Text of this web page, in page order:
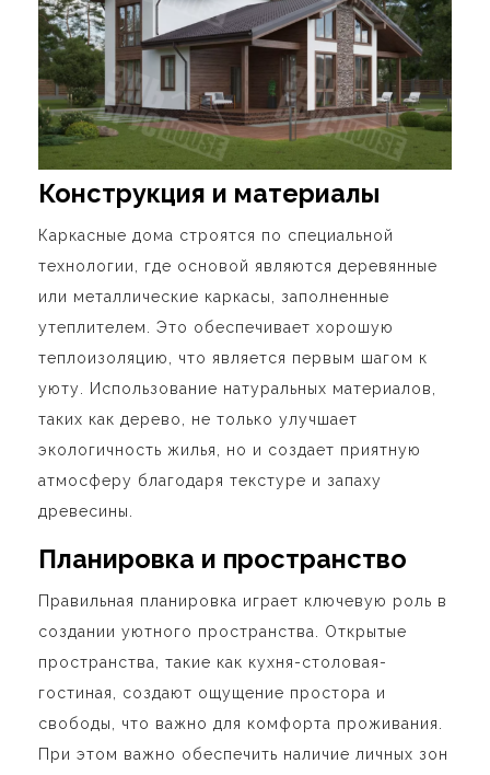
Конструкция и материалы
Каркасные дома строятся по специальной
технологии, где основой являются деревянные
или металлические каркасы, заполненные
утеплителем. Это обеспечивает хорошую
теплоизоляцию, что является первым шагом к
уюту. Использование натуральных материалов,
таких как дерево, не только улучшает
экологичность жилья, но и создает приятную
атмосферу благодаря текстуре и запаху
древесины.
Планировка и пространство
Правильная планировка играет ключевую роль в
создании уютного пространства. Открытые
пространства, такие как кухня-столовая-
гостиная, создают ощущение простора и
свободы, что важно для комфорта проживания.
При этом важно обеспечить наличие личных зон